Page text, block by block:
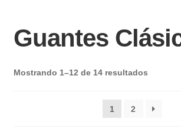
Guantes
Mostrando 1–12 de 14 resultados
1 2